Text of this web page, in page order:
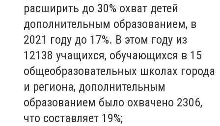
расширить до 30% охват детей
дополнительным образованием, в
2021 году до 17%. В этом году из
12138 учащихся, обучающихся в 15
общеобразовательных школах города
и региона, дополнительным
образованием было охвачено 2306,
что составляет 19%;